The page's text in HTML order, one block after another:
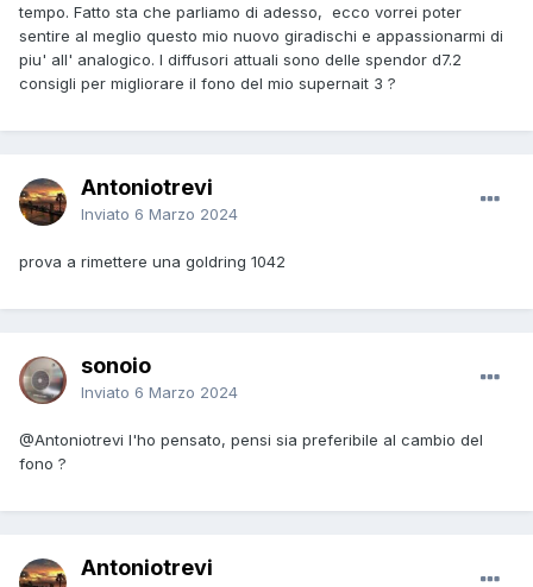
tempo. Fatto sta che parliamo di adesso, ecco vorrei poter
sentire al meglio questo mio nuovo giradischi e appassionarmi di
piu' all' analogico. I diffusori attuali sono delle spendor d7.2
consigli per migliorare il fono del mio supernait 3 ?
Antoniotrevi
Inviato 6 Marzo 2024
prova a rimettere una goldring 1042
sonoio
Inviato 6 Marzo 2024
@Antoniotrevi l'ho pensato, pensi sia preferibile al cambio del
fono ?
Antoniotrevi